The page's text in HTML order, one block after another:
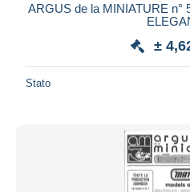
ARGUS de la MINIATURE n°
±
Stato